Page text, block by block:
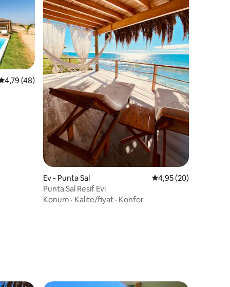
üzerinden ortalama 4,79 puan, 48 değerlendirme
4,79 (48)
Ev - Punta Sal 5 üzerinden
4,95 (20)
Punta Sal Resif Evi
Konum · Kalite/fiyat · Konfor